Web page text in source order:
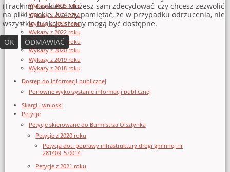
Wykazy z 2025 roku
Wykazy z 2024 roku
Wykazy z 2023 roku
Wykazy z 2022 roku
Wykazy z 2021 roku
Wykazy z 2020 roku
Wykazy z 2019 roku
Wykazy z 2018 roku
Dostęp do informacji publicznej
Ponowne wykorzystanie informacji publicznej
Skargi i wnioski
Petycje
Petycje skierowane do Burmistrza Olsztynka
Petycje z 2020 roku
Petycja dot. poprawy infrastruktury drogi gminnej nr
281409_5.0014
Petycje z 2021 roku
(Tracking Cookies). Możesz sam zdecydować, czy chcesz zezwolić
na pliki cookie. Należy pamiętać, że w przypadku odrzucenia, nie
wszystkie funkcje strony mogą być dostępne.
OK
ODMAWIAĆ